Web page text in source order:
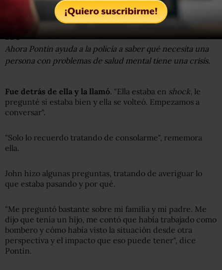
Ahora Pontin ayuda a la policía a saber qué necesita una
persona con problemas de salud mental tiene una crisis.
Fue detrás de ella y la llamó. "Ella estaba en shock, le
pregunté si estaba bien y ella se volteó. Empezamos a
conversar".
"Solo lo recuerdo tratando de consolarme", rememora
ella.
John hizo algunas preguntas, tratando de averiguar lo
que estaba pasando y por qué.
"Me preguntó bastante sobre mi familia y mi padre. Me
dijo que tenía un hijo, me contó que había trabajado como
bombero y cómo había visto la situación desde otra
perspectiva y el impacto que eso puede tener", dice
Pontin.